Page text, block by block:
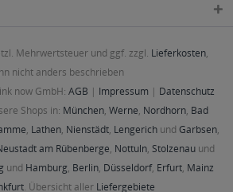
Mehrwertsteuer und ggf. zzgl. Lieferkosten,
nicht anders beschrieben
now GmbH: AGB | Impressum | Datenschutz
Shops in: München, Werne, Nordhorn, Bad
, Lathen, Nienstädt, Lengerichund Garbsen,
am Rübenberge, Nottuln, Stolzenau und
und Hamburg, Berlin, Düsseldorf, Erfurt, Mainz
. Übersicht aller Liefergebiete